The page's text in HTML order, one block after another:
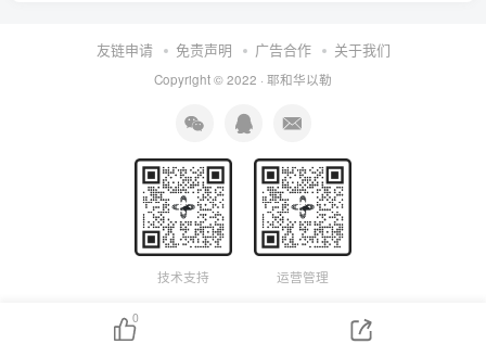
友链申请 免责声明 广告合作 关于我们
Copyright © 2022 · 耶和华以勒
技术支持 运营管理
0